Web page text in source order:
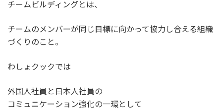
チームビルディングとは、
チームのメンバーが同じ目標に向かって協力し合える組織
づくりのこと。
わしょクックでは
外国人社員と日本人社員の
コミュニケーション強化の一環として